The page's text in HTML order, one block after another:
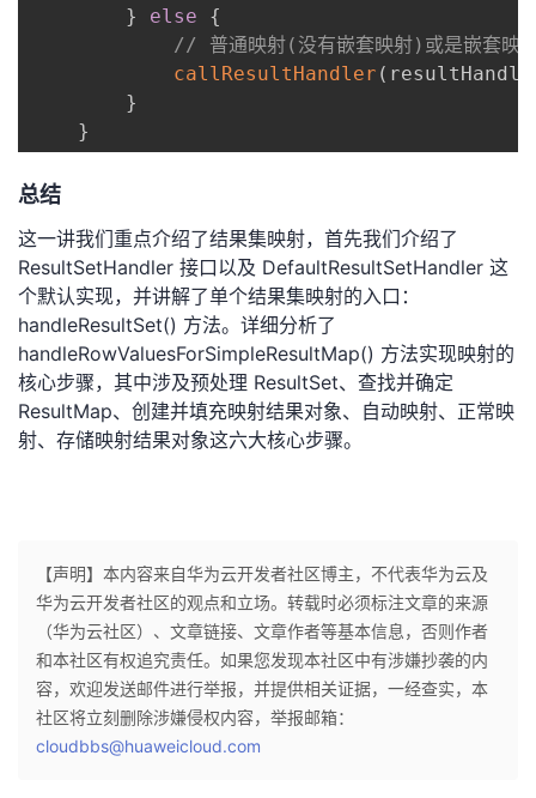
}
else
{
// 普通映射(没有嵌套映射)或是嵌套映
callResultHandler (
}
}
总结
这一讲我们重点介绍了结果集映射，首先我们介绍了
ResultSetHandler 接口以及 DefaultResultSetHandler 这
个默认实现，并讲解了单个结果集映射的入口：
handleResultSet() 方法。详细分析了
handleRowValuesForSimpleResultMap() 方法实现映射的
核心步骤，其中涉及预处理 ResultSet、查找并确定
ResultMap、创建并填充映射结果对象、自动映射、正常映
射、存储映射结果对象这六大核心步骤。
【声明】本内容来自华为云开发者社区博主，不代表华为云及
华为云开发者社区的观点和立场。转载时必须标注文章的来源
（华为云社区）、文章链接、文章作者等基本信息，否则作者
和本社区有权追究责任。如果您发现本社区中有涉嫌抄袭的内
容，欢迎发送邮件进行举报，并提供相关证据，一经查实，本
社区将立刻删除涉嫌侵权内容，举报邮箱：
cloudbbs@huaweicloud.com